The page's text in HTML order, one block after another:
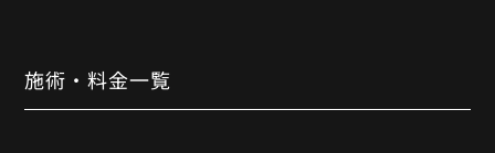
施術・料金一覧